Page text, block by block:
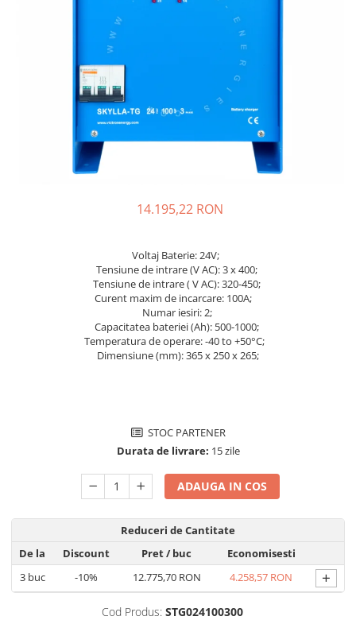
Incarcatoare acumulatori
Panouri fotovoltaice si accesorii
Panouri fotovoltaice
Sisteme prindere panouri
Invertoare Hibrid
Convertoare de tensiune
Sisteme de stocare energie
Sisteme fotovoltaice de putere
mica (rulota/caravan/case de
Sisteme fotovoltaice profesionale
Statii de incarcare vehicule
electrice
Statii de incarcare
Cabluri de incarcare vehicule
14.195,22 RON
Voltaj Baterie: 24V;
Tensiune de intrare (V AC): 3 x 400;
Tensiune de intrare ( V AC): 320-450;
Curent maxim de incarcare: 100A;
Numar iesiri: 2;
Capacitatea bateriei (Ah): 500-1000;
Temperatura de operare: -40 to +50°C;
Dimensiune (mm): 365 x 250 x 265;
STOC PARTENER
Durata de livrare: 15 zile
ADAUGA IN COS
Reduceri de Cantitate
De la
Discount Pret/ buc
Economisesti
3buc -10% 12.775,70 RON 4.258,57 RON +
Cod Produs: STG024100300